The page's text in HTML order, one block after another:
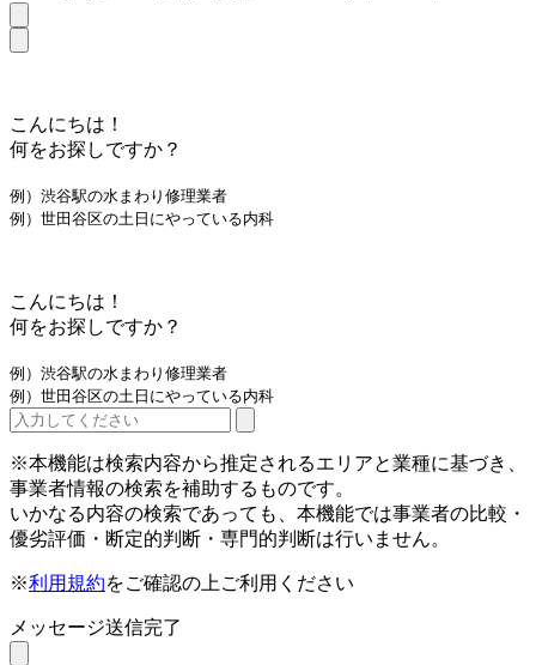
こんにちは！
何をお探しですか？
例）渋谷駅の水まわり修理業者
例）世田谷区の土日にやっている内科
こんにちは！
何をお探しですか？
例）渋谷駅の水まわり修理業者
例）世田谷区の土日にやっている内科
※本機能は検索内容から推定されるエリアと業種に基づき、
事業者情報の検索を補助するものです。
いかなる内容の検索であっても、本機能では事業者の比較・
優劣評価・断定的判断・専門的判断は行いません。
※利用規約をご確認の上ご利用ください
メッセージ送信完了